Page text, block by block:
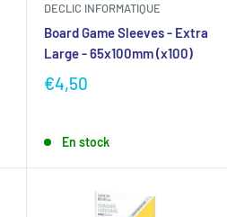
DECLIC INFORMATIQUE
Board Game Sleeves - Extra
Large - 65x100mm (x100)
€4,50
En stock